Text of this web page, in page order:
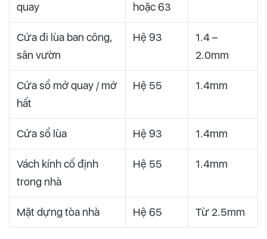
quay
hoặc 63
Cửa đi lùa ban công,
sân vườn
Hệ 93
1.4 –
2.0mm
Cửa sổ mở quay / mở
hất
Hệ 55 1.4mm
Cửa sổ lùa Hệ 93 1.4mm
Vách kính cố định
trong nhà
Hệ 55 1.4mm
Mặt dựng tòa nhà Hệ 65 Từ 2.5mm